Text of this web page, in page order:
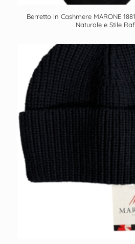
Berretto in Cashmere MARONE
Naturale e Stile